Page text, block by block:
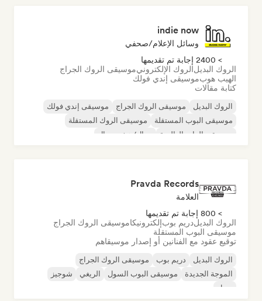
indie now
وسائل الإعلام/صحفي
> 2400 إجابة تم تقديمها
الروك البديلالروك الإلكترونيموسيقى الروك الجراج
الهيب هوبموسيقى إندي فولك
كتابة مقالات
الروك البديل موسيقى الروك الجراج
موسيقى إندي فولك
موسيقى البوب المستقلة
موسيقى الروك المستقلة
موسيقى الراب العالمية
ميتال/هيفي ميتال
Pravda Records
العلامة
> 800 إجابة تم تقديمها
الروك البديلدريم بوبإلكترونيكاموسيقى الروك الجراج
موسيقى البوب المستقلة
توقيع عقود مع الفنانين أو إصدار موسيقاهم
الروك البديل دريم بوب
موسيقى الروك الجراج
الموجة الجديدة
موسيقى البوب السول الريغي
شوجيز
سول